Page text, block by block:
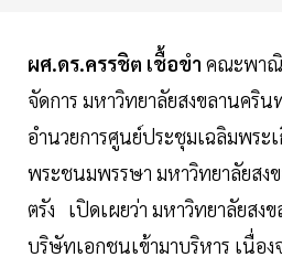
ผศ.ดร.ครรชิต เชื้อขำ คณะพาณิ
จัดการ มหาวิทยาลัยสงขลานคริน
อำนวยการศูนย์ประชุมเฉลิมพระ
พระชนมพรรษา มหาวิทยาลัยสง
ตรัง เปิดเผยว่า มหาวิทยาลัยสง
บริษัทเอกชนเข้ามาบริหาร เนื่อ